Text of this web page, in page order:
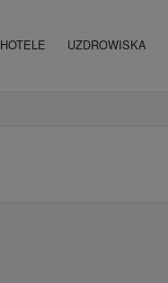
HOTELE UZDROWISKA